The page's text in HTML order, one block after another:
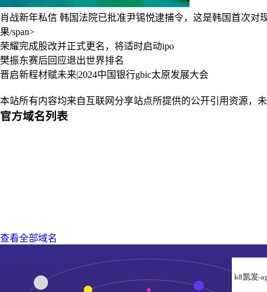
肖战新年私信 韩国法院已批准尹锡悦逮捕令，这是韩国首次对
果/span>
荣耀完成股改并正式更名，将适时启动ipo
樊振东赛后回应退出世界排名
晋启新程材赋未来|2024中国银行gbic太原发展大会
本站所有内容均来自互联网分享站点所提供的公开引用资源，
官方域名列表
查看全部域名
k8凯发-